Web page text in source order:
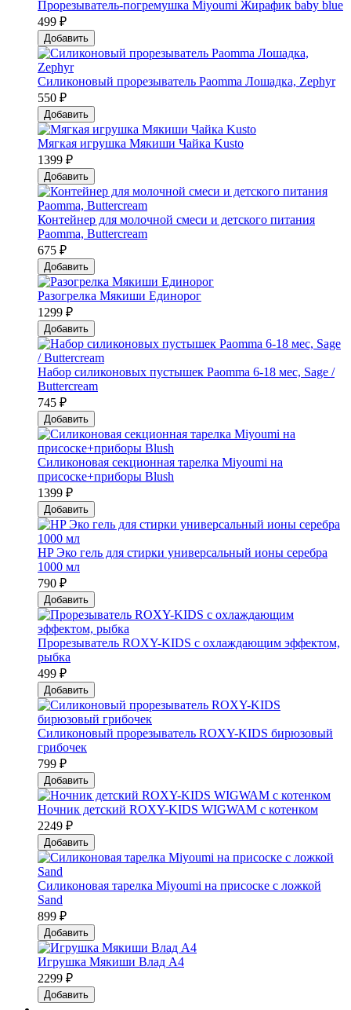
Прорезыватель-погремушка Мiyoumi Жирафик baby blue
499 ₽
Добавить
Силиконовый прорезыватель Paomma Лошадка, Zephyr
550 ₽
Добавить
Мягкая игрушка Мякиши Чайка Kusto
1399 ₽
Добавить
Контейнер для молочной смеси и детского питания
Paomma, Buttercream
675 ₽
Добавить
Разогрелка Мякиши Единорог
1299 ₽
Добавить
Набор силиконовых пустышек Paomma 6-18 мес, Sage /
Buttercream
745 ₽
Добавить
Силиконовая секционная тарелка Мiyoumi на
присоске+приборы Blush
1399 ₽
Добавить
HP Эко гель для стирки универсальный ионы серебра
1000 мл
790 ₽
Добавить
Прорезыватель ROXY-KIDS с охлаждающим эффектом,
рыбка
499 ₽
Добавить
Силиконовый прорезыватель ROXY-KIDS бирюзовый
грибочек
799 ₽
Добавить
Ночник детский ROXY-KIDS WIGWAM с котенком
2249 ₽
Добавить
Силиконовая тарелка Мiyoumi на присоске с ложкой
Sand
899 ₽
Добавить
Игрушка Мякиши Влад А4
2299 ₽
Добавить